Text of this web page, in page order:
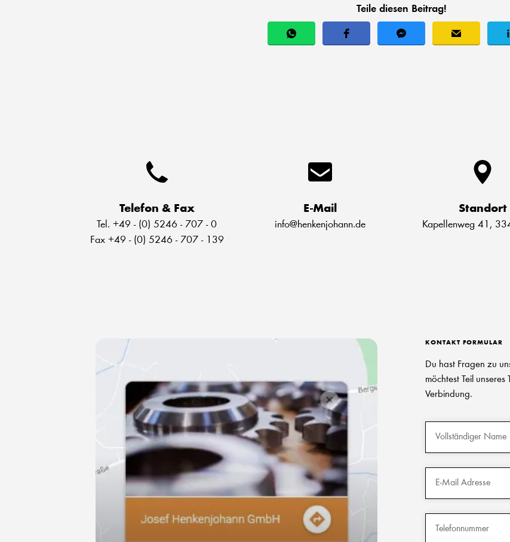
Teile diesen Beitrag!
Telefon & Fax
Tel. +49 - (0) 5246 - 707 - 0
Fax +49 - (0) 5246 - 707 - 139
E-Mail
info@henkenjohann.de
Standort
Kapellenweg 41,
KONTAKT FORMULAR
Du hast Fragen zu
möchtest Teil
Verbindung.